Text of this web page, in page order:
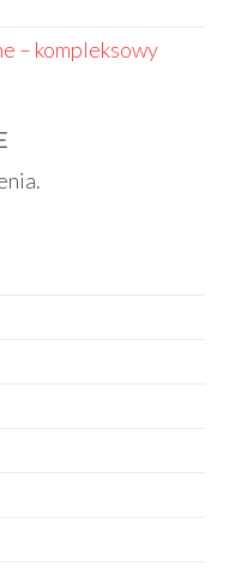
– kompleksowy